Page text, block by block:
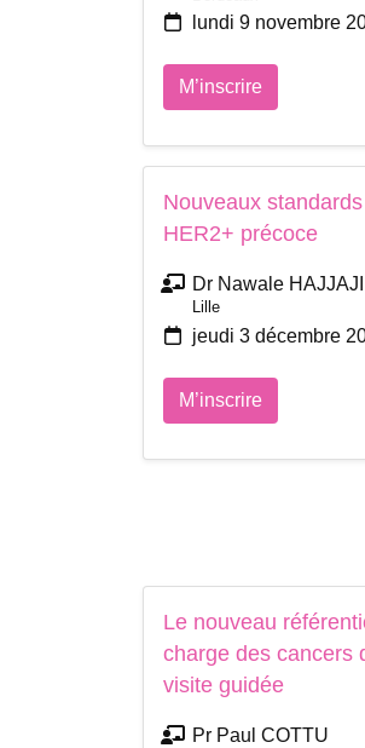
lundi 9 novembre
M’inscrire
Nouveaux
HER2+ précoce
Dr Nawale HAJJAJI
Lille
jeudi 3 décembre
M’inscrire
Le nouveau
charge des cancers
visite guidée
Pr Paul COTTU